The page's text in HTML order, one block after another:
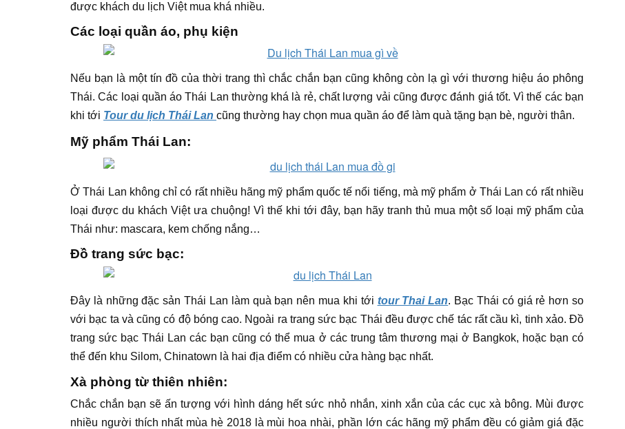
được khách du lịch Việt mua khá nhiều.
Các loại quần áo, phụ kiện
Nếu bạn là một tín đồ của thời trang thì chắc chắn bạn cũng không còn lạ gì với thương hiệu áo phông
Thái. Các loại quần áo Thái Lan thường khá là rẻ, chất lượng vải cũng được đánh giá tốt. Vì thế các bạn
khi tới Tour du lịch Thái Lan cũng thường hay chọn mua quần áo để làm quà tặng bạn bè, người thân.
Mỹ phẩm Thái Lan:
Ở Thái Lan không chỉ có rất nhiều hãng mỹ phẩm quốc tế nổi tiếng, mà mỹ phẩm ở Thái Lan có rất nhiều
loại được du khách Việt ưa chuộng! Vì thế khi tới đây, bạn hãy tranh thủ mua một số loại mỹ phẩm của
Thái như: mascara, kem chống nắng…
Đồ trang sức bạc:
Đây là những đặc sản Thái Lan làm quà bạn nên mua khi tới tour Thai Lan. Bạc Thái có giá rẻ hơn so
với bạc ta và cũng có độ bóng cao. Ngoài ra trang sức bạc Thái đều được chế tác rất cầu kì, tinh xảo. Đồ
trang sức bạc Thái Lan các bạn cũng có thể mua ở các trung tâm thương mại ở Bangkok, hoặc bạn có
thể đến khu Silom, Chinatown là hai địa điểm có nhiều cửa hàng bạc nhất.
Xà phòng từ thiên nhiên:
Chắc chắn bạn sẽ ấn tượng với hình dáng hết sức nhỏ nhắn, xinh xắn của các cục xà bông. Mùi được
nhiều người thích nhất mùa hè 2018 là mùi hoa nhài, phần lớn các hãng mỹ phẩm đều có giảm giá đặc